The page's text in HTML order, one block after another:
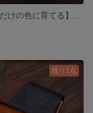
残り1点